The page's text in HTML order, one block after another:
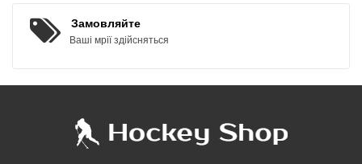
Замовляйте
Ваші мрії здійсняться